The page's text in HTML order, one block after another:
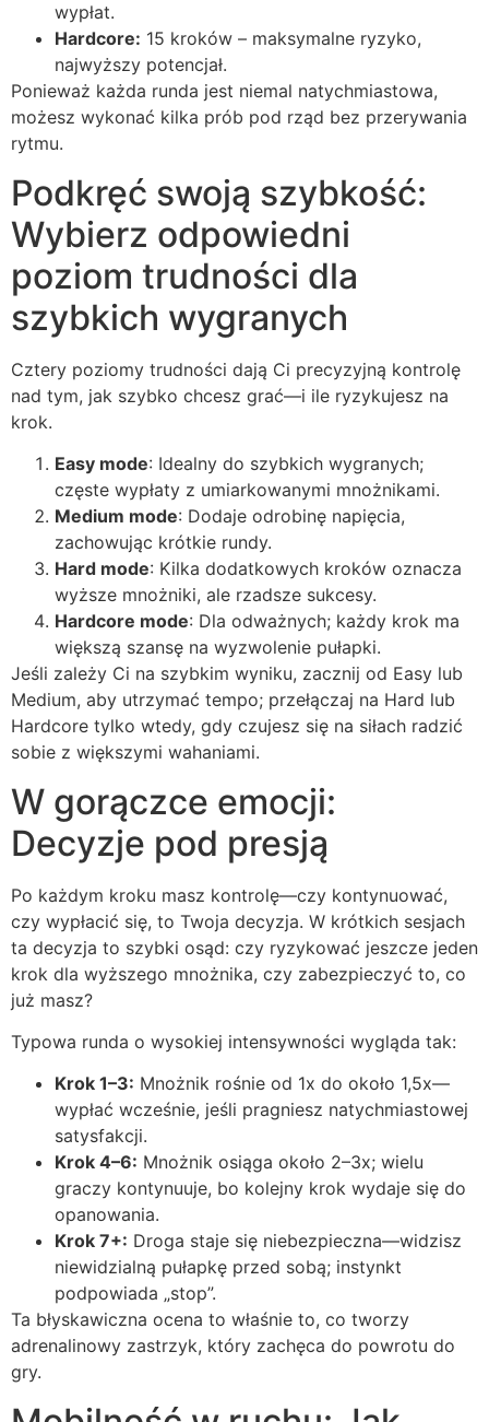
wypłat.
Hardcore: 15 kroków – maksymalne ryzyko,
najwyższy potencjał.
Ponieważ każda runda jest niemal natychmiastowa,
możesz wykonać kilka prób pod rząd bez przerywania
rytmu.
Podkręć swoją szybkość:
Wybierz odpowiedni
poziom trudności dla
szybkich wygranych
Cztery poziomy trudności dają Ci precyzyjną kontrolę
nad tym, jak szybko chcesz grać—i ile ryzykujesz na
krok.
Easy mode: Idealny do szybkich wygranych;
częste wypłaty z umiarkowanymi mnożnikami.
Medium mode: Dodaje odrobinę napięcia,
zachowując krótkie rundy.
Hard mode: Kilka dodatkowych kroków oznacza
wyższe mnożniki, ale rzadsze sukcesy.
Hardcore mode: Dla odważnych; każdy krok ma
większą szansę na wyzwolenie pułapki.
Jeśli zależy Ci na szybkim wyniku, zacznij od Easy lub
Medium, aby utrzymać tempo; przełączaj na Hard lub
Hardcore tylko wtedy, gdy czujesz się na siłach radzić
sobie z większymi wahaniami.
W gorączce emocji:
Decyzje pod presją
Po każdym kroku masz kontrolę—czy kontynuować,
czy wypłacić się, to Twoja decyzja. W krótkich sesjach
ta decyzja to szybki osąd: czy ryzykować jeszcze jeden
krok dla wyższego mnożnika, czy zabezpieczyć to, co
już masz?
Typowa runda o wysokiej intensywności wygląda tak:
Krok 1–3: Mnożnik rośnie od 1x do około 1,5x—
wypłać wcześnie, jeśli pragniesz natychmiastowej
satysfakcji.
Krok 4–6: Mnożnik osiąga około 2–3x; wielu
graczy kontynuuje, bo kolejny krok wydaje się do
opanowania.
Krok 7+: Droga staje się niebezpieczna—widzisz
niewidzialną pułapkę przed sobą; instynkt
podpowiada „stop”.
Ta błyskawiczna ocena to właśnie to, co tworzy
adrenalinowy zastrzyk, który zachęca do powrotu do
gry.